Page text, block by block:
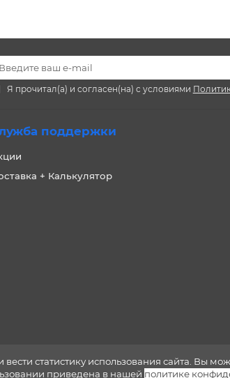
статистику использования сайта. Вы
приведена в нашей политике
Я прочитал(а) и согласен(на) с условиями
поддержки
+ Калькулятор